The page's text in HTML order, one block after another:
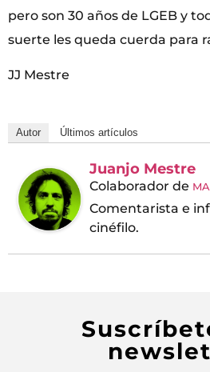
pero son 30 años de LGEB y
suerte les queda cuerda para
JJ Mestre
Autor Últimos artículos
Juanjo Mestre
Colaborador de
Comentarista e
cinéfilo.